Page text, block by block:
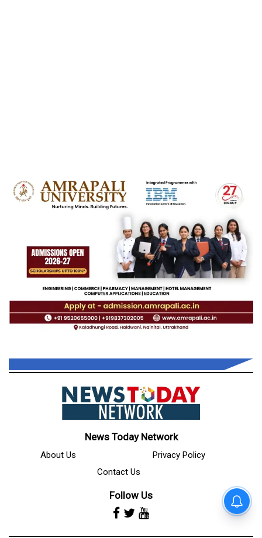
News Today Network
About Us
Privacy Policy
Contact Us
Follow Us